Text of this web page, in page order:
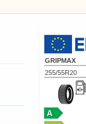
GRIPMAX
255/55R20